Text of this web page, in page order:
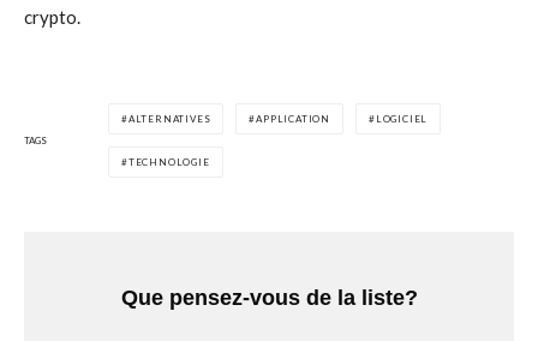
crypto.
TAGS
ALTERNATIVES APPLICATION LOGICIEL
TECHNOLOGIE
Que pensez-vous de la liste?